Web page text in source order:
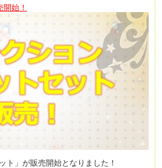
始！
ト」が販売開始となりました！